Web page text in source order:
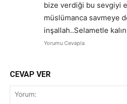
bize verdiği bu sevgiyi
müslümanca savmeye
inşallah..Selametle
Yorumu Cevapla
CEVAP VER